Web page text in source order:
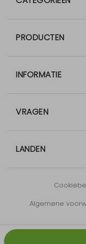
PRODUCTEN
INFORMATIE
VRAGEN
LANDEN
Algemene